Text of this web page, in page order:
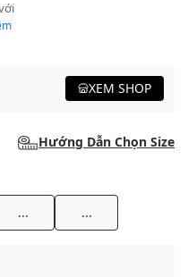
XEM SHOP
Hướng Dẫn Chọn Size
... ...